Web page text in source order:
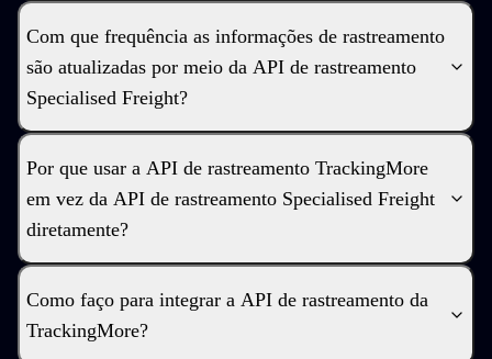
Com que frequência as informações de rastreamento
são atualizadas por meio da API de rastreamento
Specialised Freight?
Por que usar a API de rastreamento TrackingMore
em vez da API de rastreamento Specialised Freight
diretamente?
Como faço para integrar a API de rastreamento da
TrackingMore?